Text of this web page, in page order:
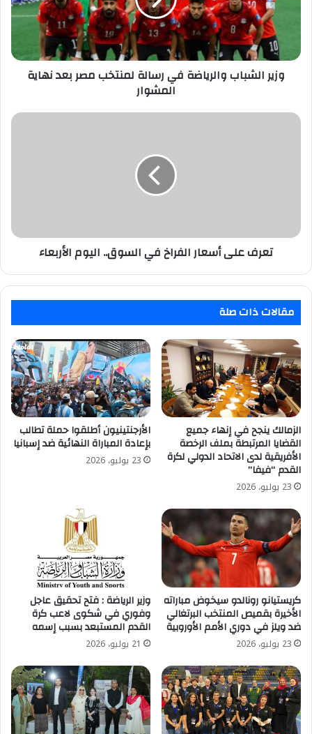
لمنتخب
نهاية
المشواروزير الشباب والرياضة في رسالة لمنتخب مصر بعد نهاية
المشوار
تعرف
تعرف على أسعار الفراخ في السوق.. اليوم الأربعاء
مقالات ذات صلة
الزمالك ينجح في إنهاء جميع
القضايا المرتبطة بملف الرخصة
الأفريقية لدى الاتحاد الدولي لكرة
القدم “فيفا”
23 يوليو، 2026
الأرجنتينيون أطلقوا حملة تطالب
بإعادة المباراة النهائية ضد إسبانيا
23 يوليو، 2026
كريستيانو رونالدو سيخوض مباراته
الأخيرة بقميص المنتخب البرتغالي
ضد ويلز في دوري الأمم الأوروبية
23 يوليو، 2026
وزير الرياضة : فتح تحقيق عاجل
وفوري في شكوى لاعب كرة
القدم المستبعد بسبب إسمه
21 يوليو، 2026